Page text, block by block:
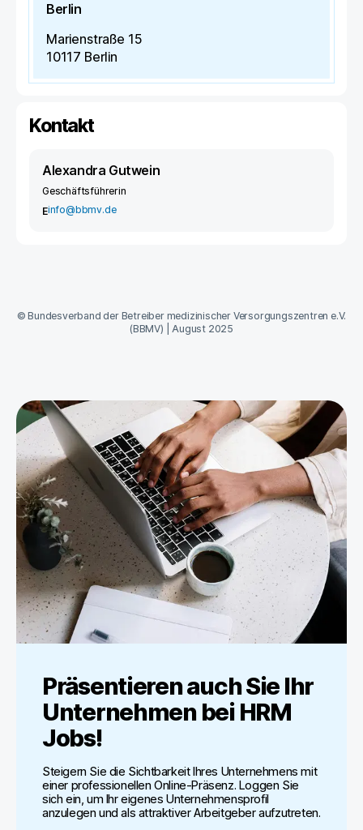
Berlin
Marienstraße 15
10117 Berlin
Kontakt
Alexandra Gutwein
Geschäftsführerin
Einfo@bbmv.de
©Bundesverband der Betreiber medizinischer Versorgungszentren e.V.
(BBMV) |August 2025
Präsentieren auch Sie Ihr
Unternehmen bei HRM
Jobs!
Steigern Sie die Sichtbarkeit Ihres Unternehmens mit
einer professionellen Online-Präsenz. Loggen Sie
sich ein, um Ihr eigenes Unternehmensprofil
anzulegen und als attraktiver Arbeitgeber aufzutreten.